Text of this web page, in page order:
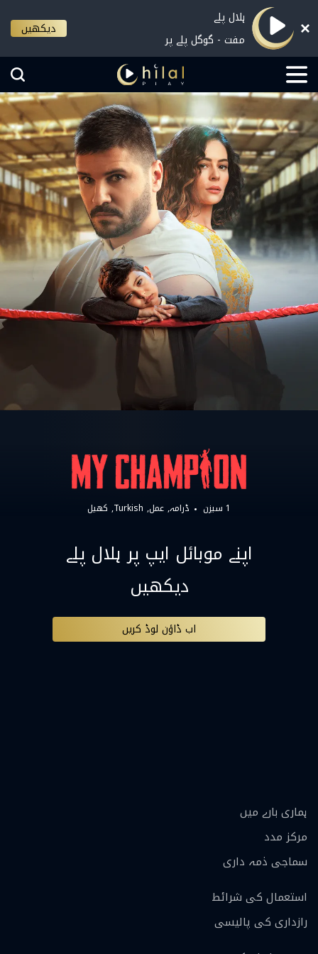
ہلال پلے
مفت - گوگل پلے پر
دیکھیں
1 سیزن ڈرامہ عمل Turkish کھیل
اپنے موبائل ایپ پر ہلال پلے
دیکھیں
اب ڈاؤن لوڈ کریں
ہماری بارے ميں
مرکز مدد
سماجی ذمہ داری
استعمال کی شرائط
رازداری کی پالیسی